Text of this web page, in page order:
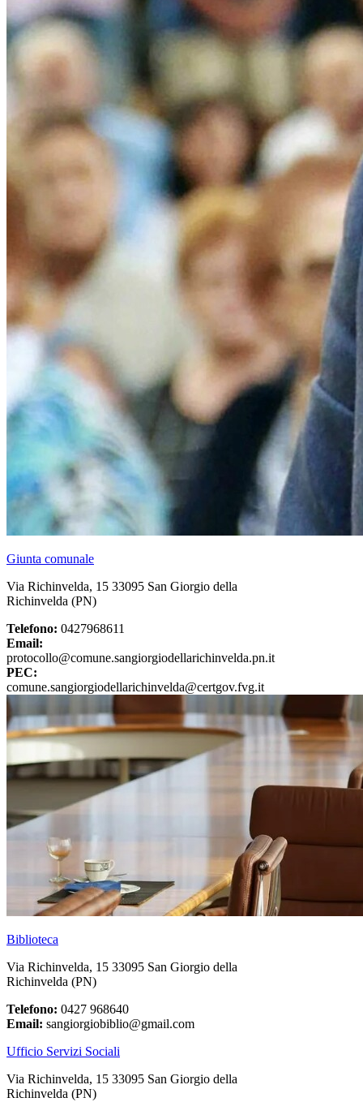
Giunta comunale
Via Richinvelda, 15 33095 San Giorgio della
Richinvelda (PN)
Telefono: 0427968611
Email:
protocollo@comune.sangiorgiodellarichinvelda.pn.it
PEC:
comune.sangiorgiodellarichinvelda@certgov.fvg.it
Biblioteca
Via Richinvelda, 15 33095 San Giorgio della
Richinvelda (PN)
Telefono: 0427 968640
Email: sangiorgiobiblio@gmail.com
Ufficio Servizi Sociali
Via Richinvelda, 15 33095 San Giorgio della
Richinvelda (PN)